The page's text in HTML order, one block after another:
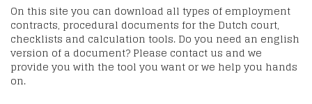
On this site you can download all types of employment
contracts, procedural documents for the Dutch court,
checklists and calculation tools. Do you need an english
version of a document? Please contact us and we
provide you with the tool you want or we help you hands
on.